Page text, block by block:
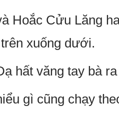
Hoắc Cửu Lăng
xuống dưới.
hất văng tay bà
gì cũng chạy